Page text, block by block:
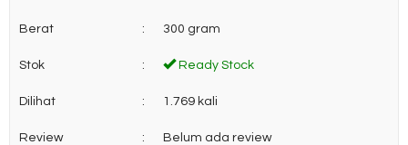
Berat : 300 gram
Stok : Ready Stock
Dilihat : 1.769 kali
Review : Belum ada review